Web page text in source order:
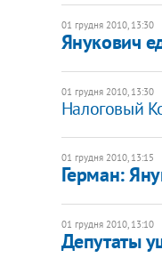
01 грудня 2010, 13:30
Янукович
01 грудня 2010, 13:30
Налоговый
01 грудня 2010, 13:15
Герман:
01 грудня 2010, 13:10
Депутаты